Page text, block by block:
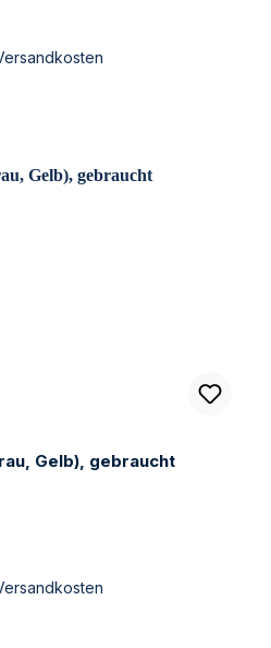
Gelb), gebraucht